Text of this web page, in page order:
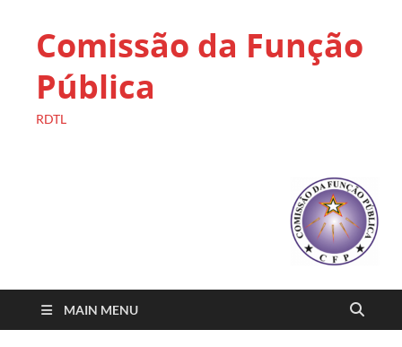
Comissão da Função
Pública
RDTL
MAIN MENU